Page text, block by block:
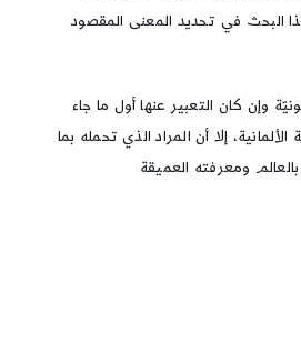
البحث في تحديد المعنى المقصود
وإن كان التعبير عنها أول ما جاء
إلا أن المراد الذي تحمله بما
ومعرفته العميقة